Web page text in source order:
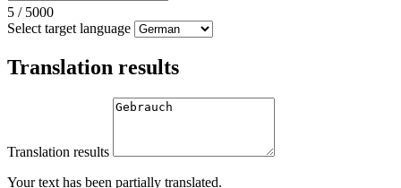
5 / 5000
Select target language
Translation results
Translation results
Your text has been partially translated.